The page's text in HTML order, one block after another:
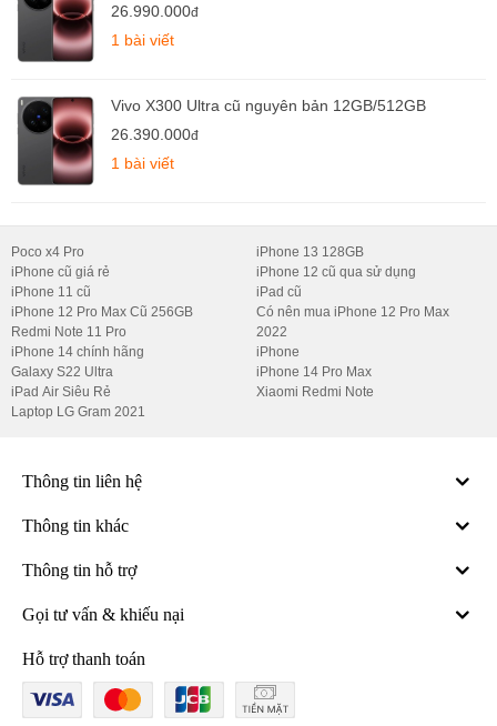
26.990.000đ
1 bài viết
Vivo X300 Ultra cũ nguyên bản 12GB/512GB
26.390.000đ
1 bài viết
Poco x4 Pro
iPhone cũ giá rẻ
iPhone 11 cũ
iPhone 12 Pro Max Cũ 256GB
Redmi Note 11 Pro
iPhone 14 chính hãng
Galaxy S22 Ultra
iPad Air Siêu Rẻ
Laptop LG Gram 2021
iPhone 13 128GB
iPhone 12 cũ qua sử dụng
iPad cũ
Có nên mua iPhone 12 Pro Max
2022
iPhone
iPhone 14 Pro Max
Xiaomi Redmi Note
Thông tin liên hệ
Thông tin khác
Thông tin hỗ trợ
Gọi tư vấn & khiếu nại
Hỗ trợ thanh toán